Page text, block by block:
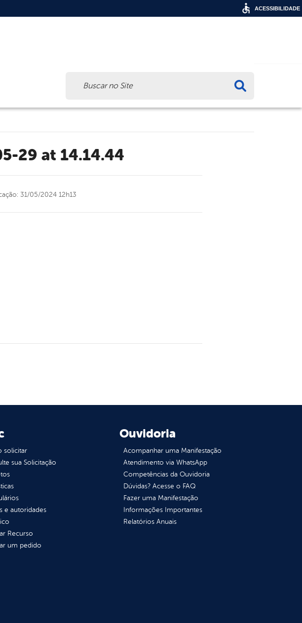
29 at 14.14.44
31/05/2024 12h13
solicitar
sua Solicitação
e autoridades
Recurso
um pedido
Ouvidoria
Acompanhar uma Manifestação
Atendimento via WhatsApp
Competências da Ouvidoria
Dúvidas? Acesse o FAQ
Fazer uma Manifestação
Informações Importantes
Relatórios Anuais
ACESSIBILIDADE